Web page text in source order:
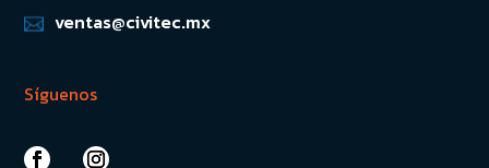
ventas@civitec.mx